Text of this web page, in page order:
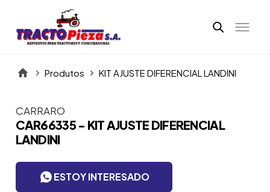
Produtos KIT AJUSTE DIFERENCIAL LANDINI
Itens da Galeria
CARRARO
CAR66335 - KIT AJUSTE DIFERENCIAL
LANDINI
ESTOY INTERESADO